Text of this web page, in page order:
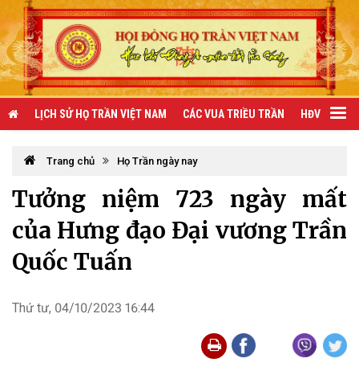
LỊCH SỬ HỌ TRẦN VIỆT NAM CÁC VUA TRIỀU TRẦN HĐV TRẦN
Trang chủ Họ Trần ngày nay
Tưởng niệm 723 ngày mất
của Hưng đạo Đại vương Trần
Quốc Tuấn
Thứ tư, 04/10/2023 16:44